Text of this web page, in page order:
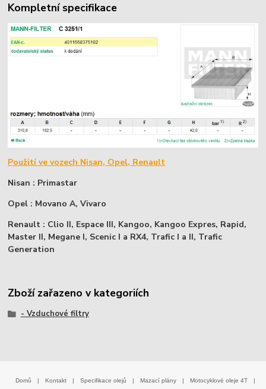
Kompletní specifikace
Použití ve vozech Nisan, Opel, Renault
Nisan : Primastar
Opel : Movano A, Vivaro
Renault : Clio II, Espace III, Kangoo, Kangoo Expres, Rapid,
Master II, Megane I, Scenic I a RX4, Trafic I a II, Trafic
Generation
Zboží zařazeno v kategoriích
- Vzduchové filtry
Domů | Kontakt | Specifikace olejů | Mazací plány | Motocyklové oleje 4T
|